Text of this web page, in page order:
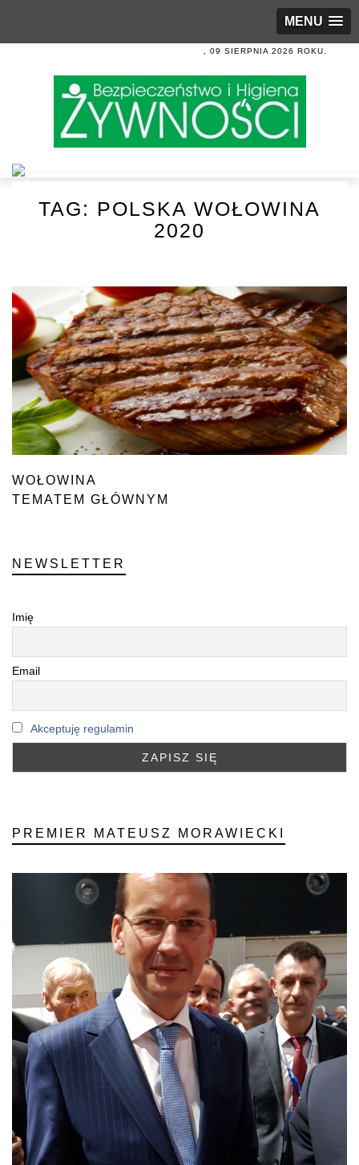
MENU
, 09 SIERPNIA 2026 ROKU.
TAG: POLSKA WOŁOWINA
2020
WOŁOWINA
TEMATEM GŁÓWNYM
NEWSLETTER
Imię
Email
Akceptuję regulamin
PREMIER MATEUSZ MORAWIECKI